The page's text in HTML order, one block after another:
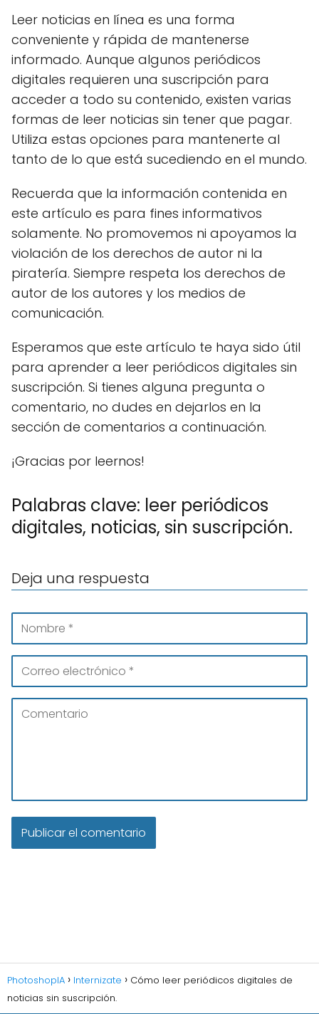
Leer noticias en línea es una forma
conveniente y rápida de mantenerse
informado. Aunque algunos periódicos
digitales requieren una suscripción para
acceder a todo su contenido, existen varias
formas de leer noticias sin tener que pagar.
Utiliza estas opciones para mantenerte al
tanto de lo que está sucediendo en el mundo.
Recuerda que la información contenida en
este artículo es para fines informativos
solamente. No promovemos ni apoyamos la
violación de los derechos de autor ni la
piratería. Siempre respeta los derechos de
autor de los autores y los medios de
comunicación.
Esperamos que este artículo te haya sido útil
para aprender a leer periódicos digitales sin
suscripción. Si tienes alguna pregunta o
comentario, no dudes en dejarlos en la
sección de comentarios a continuación.
¡Gracias por leernos!
Palabras clave: leer periódicos
digitales, noticias, sin suscripción.
Deja una respuesta
PhotoshopIA Internizate
Cómo leer periódicos digitales de
noticias sin suscripción.